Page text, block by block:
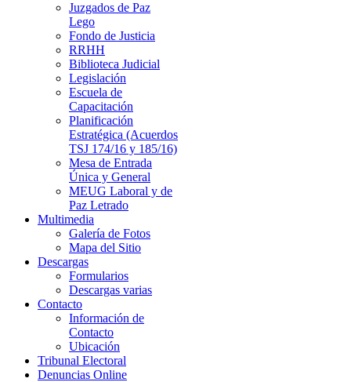
Juzgados de Paz
Lego
Fondo de Justicia
RRHH
Biblioteca Judicial
Legislación
Escuela de
Capacitación
Planificación
Estratégica (Acuerdos
TSJ 174/16 y 185/16)
Mesa de Entrada
Única y General
MEUG Laboral y de
Paz Letrado
Multimedia
Galería de Fotos
Mapa del Sitio
Descargas
Formularios
Descargas varias
Contacto
Información de
Contacto
Ubicación
Tribunal Electoral
Denuncias Online